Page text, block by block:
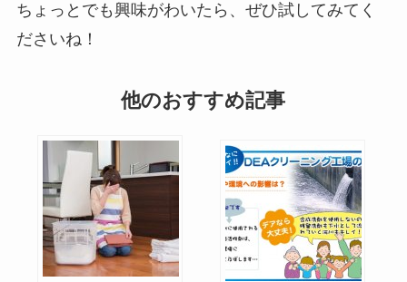
ちょっとでも興味がわいたら、ぜひ試してみてく
ださいね！
他のおすすめ記事